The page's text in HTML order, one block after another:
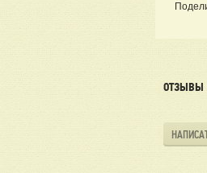
ОТЗЫВЫ